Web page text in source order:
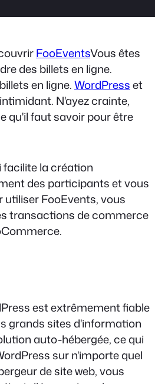
FooEventsVous êtes
des billets en ligne.
en ligne.WordPresset
N'ayez crainte,
qu'il faut savoir pour être
facilite la création
des participants et vous
utiliser FooEvents, vous
transactions de commerce
est extrêmement fiable
grands sites d'information
auto-hébergée, ce qui
sur n'importe quel
de site web, vous